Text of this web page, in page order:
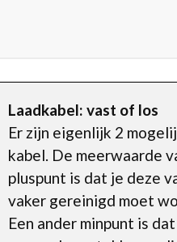
Laadkabel: vast of los
Er zijn eigenlijk 2
kabel. De meerwaarde
pluspunt is dat je deze
vaker gereinigd moet
Een ander minpunt is